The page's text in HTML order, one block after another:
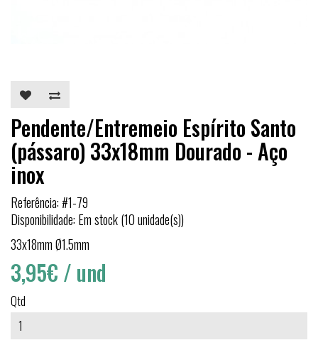
Pendente/Entremeio Espírito Santo
(pássaro) 33x18mm Dourado - Aço
inox
Referência: #1-79
Disponibilidade: Em stock (10 unidade(s))
33x18mm Ø1.5mm
3,95€ / und
Qtd